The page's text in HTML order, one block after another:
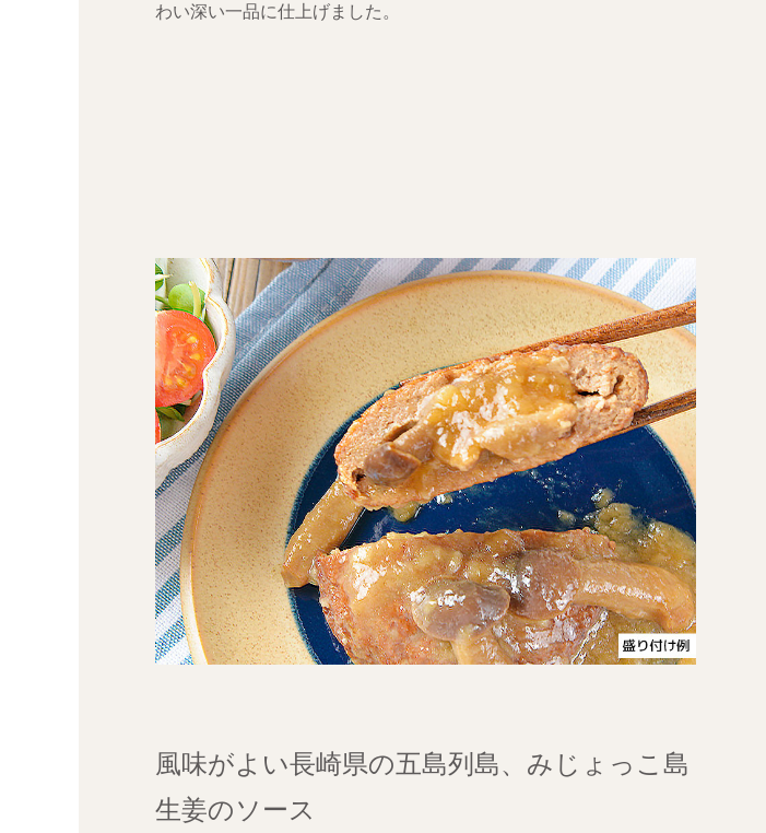
わい深い一品に仕上げました。
風味がよい長崎県の五島列島、みじょっこ島
生姜のソース